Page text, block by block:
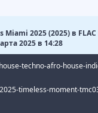
Miami 2025 (2025) в
2025 в 14:28
techno-afro-house-
timeless-moment-